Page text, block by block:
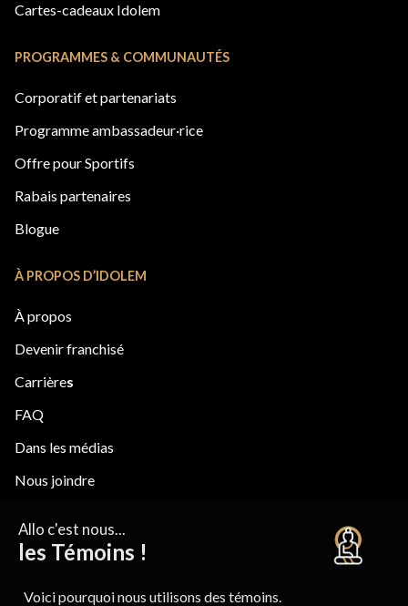
Cartes-cadeaux Idolem
PROGRAMMES & COMMUNAUTÉS
Corporatif et partenariats
Programme ambassadeur·rice
Offre pour Sportifs
Rabais partenaires
Blogue
À PROPOS D’IDOLEM
À propos
Devenir franchisé
Carrières
FAQ
Dans les médias
Nous joindre
Décharge & Conditions générales
ÉVASION